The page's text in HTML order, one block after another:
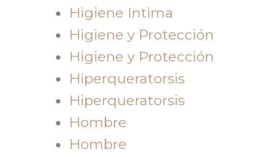
Higiene Intima
Higiene y Protección
Higiene y Protección
Hiperqueratorsis
Hiperqueratorsis
Hombre
Hombre